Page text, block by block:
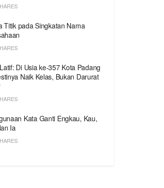
Titik pada Singkatan Nama
Di Usia ke-357 Kota Padang
Naik Kelas, Bukan Darurat
Kata Ganti Engkau, Kau,
Ia